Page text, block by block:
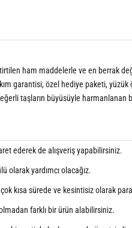
ham maddelerle ve en berrak
garantisi, özel hediye paketi,
taşların büyüsüyle
ederek de alışveriş yapabilirsiniz.
olarak yardımcı olacağız.
kısa sürede ve kesintisiz olarak
farklı bir ürün alabilirsiniz.